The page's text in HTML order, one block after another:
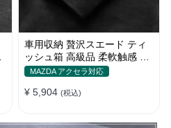
車用収納 贅沢スエード ティ
ッシュ箱 高級品 柔軟触感 多
色 防塵 おしゃれ アルカンタ
MAZDA アクセラ対応
¥ 5,904 (税込)